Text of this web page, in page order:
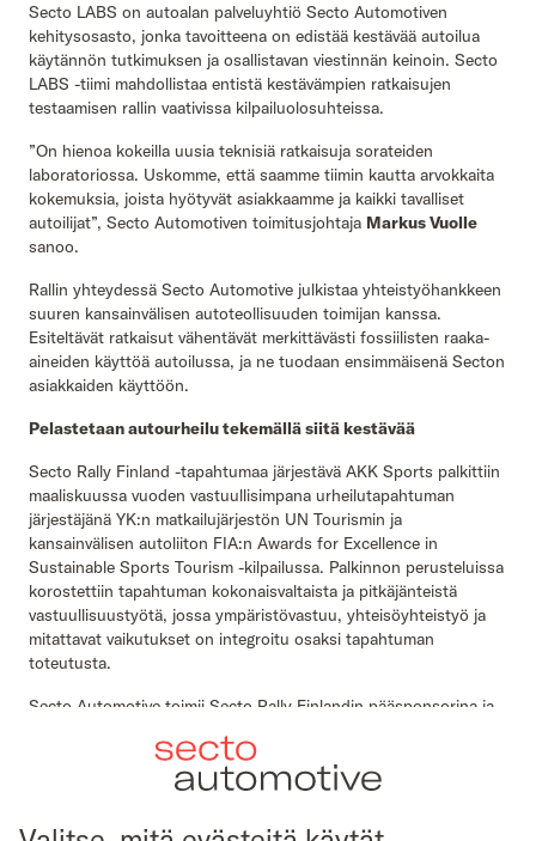
Secto LABS on autoalan palveluyhtiö Secto Automotiven
kehitysosasto, jonka tavoitteena on edistää kestävää autoilua
käytännön tutkimuksen ja osallistavan viestinnän keinoin. Secto
LABS -tiimi mahdollistaa entistä kestävämpien ratkaisujen
testaamisen rallin vaativissa kilpailuolosuhteissa.
”On hienoa kokeilla uusia teknisiä ratkaisuja sorateiden
laboratoriossa. Uskomme, että saamme tiimin kautta arvokkaita
kokemuksia, joista hyötyvät asiakkaamme ja kaikki tavalliset
autoilijat”, Secto Automotiven toimitusjohtaja Markus Vuolle
sanoo.
Rallin yhteydessä Secto Automotive julkistaa yhteistyöhankkeen
suuren kansainvälisen autoteollisuuden toimijan kanssa.
Esiteltävät ratkaisut vähentävät merkittävästi fossiilisten raaka-
aineiden käyttöä autoilussa, ja ne tuodaan ensimmäisenä Secton
asiakkaiden käyttöön.
Pelastetaan autourheilu tekemällä siitä kestävää
Secto Rally Finland -tapahtumaa järjestävä AKK Sports palkittiin
maaliskuussa vuoden vastuullisimpana urheilutapahtuman
järjestäjänä YK:n matkailujärjestön UN Tourismin ja
kansainvälisen autoliiton FIA:n Awards for Excellence in
Sustainable Sports Tourism -kilpailussa. Palkinnon perusteluissa
korostettiin tapahtuman kokonaisvaltaista ja pitkäjänteistä
vastuullisuustyötä, jossa ympäristövastuu, yhteisöyhteistyö ja
mitattavat vaikutukset on integroitu osaksi tapahtuman
toteutusta.
Secto Automotive toimii Secto Rally Finlandin pääsponsorina ja
tavoitettaan edistää kestävää autoilua ja moottoriurheilua.
”Kunnianosoitus kannustaa meitä jatkamaan työtä